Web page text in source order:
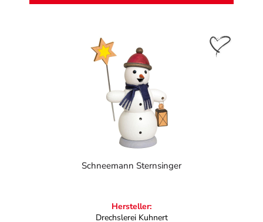
Schneemann Sternsinger
Hersteller:
Drechslerei Kuhnert